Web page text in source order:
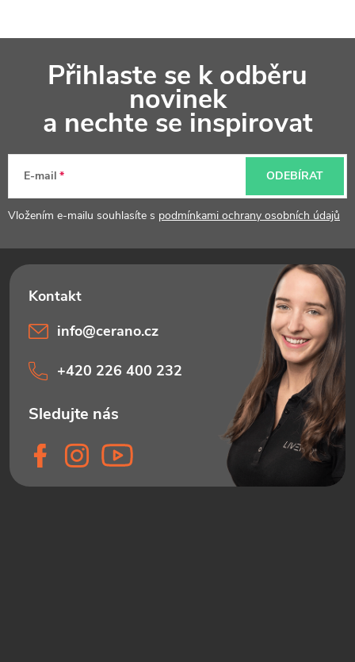
a
Přihlaste se k odběru
novinek
a nechte se inspirovat
E-mail
Vložením e-mailu souhlasíte s podmínkami ochrany osobních údajů
ODEBÍRAT
info@cerano.cz
+420 226 400 232